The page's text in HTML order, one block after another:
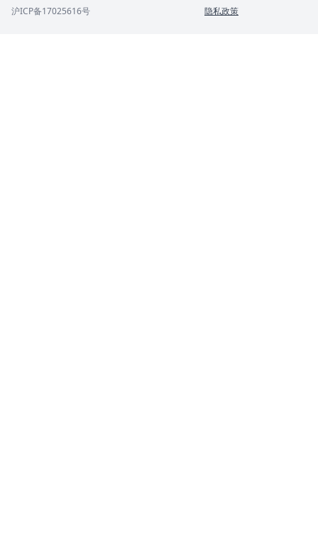
沪ICP备17025616号 隐私政策